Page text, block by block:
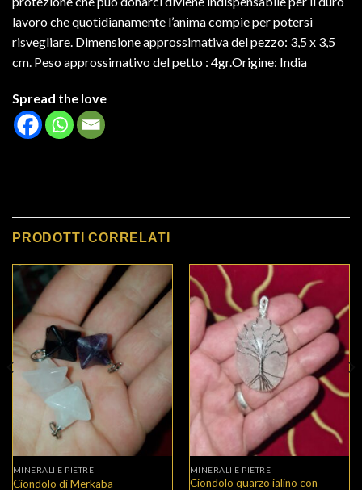
lavoro che quotidianamente l’anima compie per potersi
risvegliare. Dimensione approssimativa del pezzo: 3,5 x 3,5
cm. Peso approssimativo del petto : 4gr.Origine: India
Spread the love
PRODOTTI CORRELATI
MINERALI E PIETRE
Ciondolo di Merkaba
MINERALI E PIETRE
Ciondolo quarzo ialino con